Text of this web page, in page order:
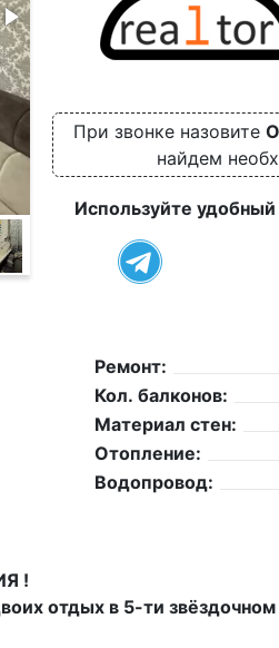
При звонке назовите
найдем
Используйте
Ремонт:
Кол. балконов:
Материал стен:
Отопление:
Водопровод:
!
отдых в 5-ти